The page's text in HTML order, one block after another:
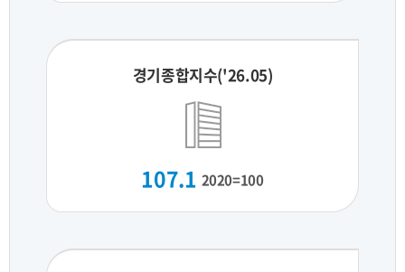
경기종합지수('26.05)
107.1 2020=100